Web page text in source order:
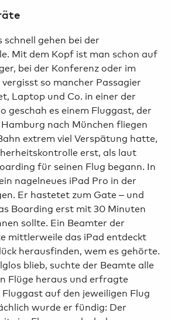
schnell gehen bei der
Mit dem Kopf ist man schon auf
bei der Konferenz oder im
so mancher Passagier
Laptop und Co. in einer der
geschah es einem Fluggast, der
nach München fliegen
extrem viel Verspätung hatte,
erst, als laut
für seinen Flug begann. In
nagelneues iPad Pro in der
Er hastetet zum Gate – und
Boarding erst mit 30 Minuten
sollte. Ein Beamter der
mittlerweile das iPad entdeckt
herausfinden, wem es gehörte.
blieb, suchte der Beamte alle
Flüge heraus und erfragte
auf den jeweiligen Flug
wurde er fündig: Der